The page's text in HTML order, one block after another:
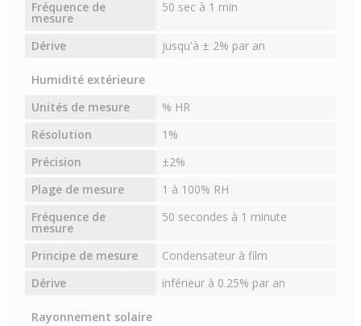
Fréquence de
mesure
50 sec à 1 min
Dérive jusqu'à ± 2% par an
Humidité extérieure
Unités de mesure
% HR
Résolution
1%
Précision
±2%
Plage de mesure
1 à 100% RH
Fréquence de
mesure
50 secondes à 1 minute
Principe de mesure
Condensateur à film
Dérive
inférieur à 0.25% par an
Rayonnement solaire